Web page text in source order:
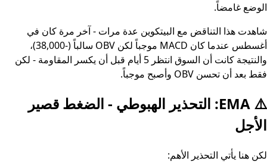
الوضع غامضاً.
شاهدت هذا التناقض مع البيتكوين عدة مرات - آخر مرة كان في
أغسطس عندما كان MACD موجباً لكن OBV سالباً (-38,000)،
والنتيجة كانت أن السوق انتظر 5 أيام قبل أن يكسر المقاومة - لكن
فقط بعد أن تحسن OBV وأصبح موجباً.
⚠️ EMA: التحذير الهبوطي - الضغط قصير
الأجل
لكن هنا يأتي التحذير الأهم: